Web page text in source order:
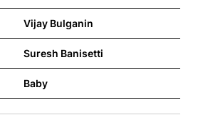
Vijay Bulganin
Suresh Banisetti
Baby